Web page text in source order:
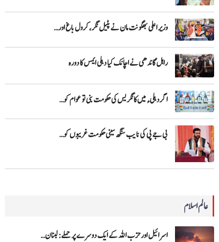
وزیر اعلی بھگونت مان نے پٹیل نگر، کرول باغ اور…
راہل گاندھی نے اچانک کیا دہلی ایمس کا دورہ
اگر دہلیء میں کانگریس کی حکومت بنی تو عوام کو…
بی جے پی کی نایب سنگھ سینی حکومت غریبوں کو…
عالم اسلام
اسرائیل اور حزب اللہ کے ایک دوسرے پر حملے: لبنان…